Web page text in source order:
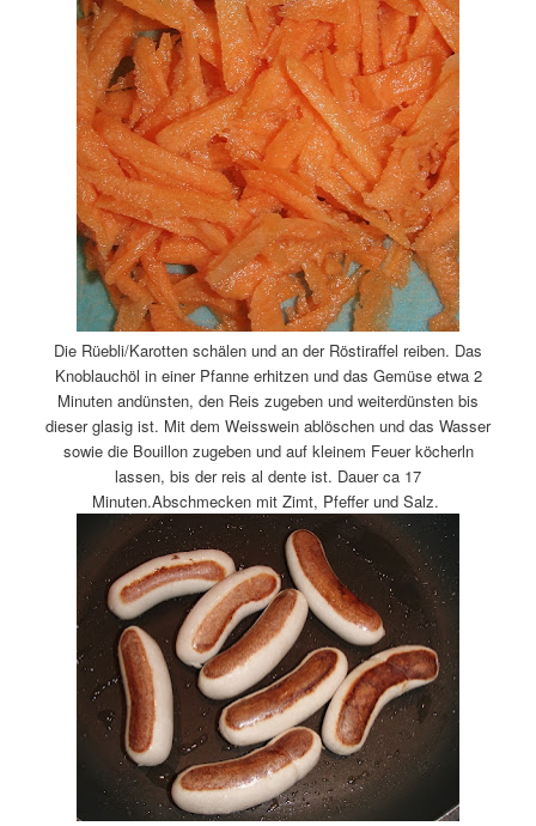
Die Rüebli/Karotten schälen und an der Röstiraffel reiben. Das
Knoblauchöl in einer Pfanne erhitzen und das Gemüse etwa 2
Minuten andünsten, den Reis zugeben und weiterdünsten bis
dieser glasig ist. Mit dem Weisswein ablöschen und das Wasser
sowie die Bouillon zugeben und auf kleinem Feuer köcherln
lassen, bis der reis al dente ist. Dauer ca 17
Minuten.Abschmecken mit Zimt, Pfeffer und Salz.